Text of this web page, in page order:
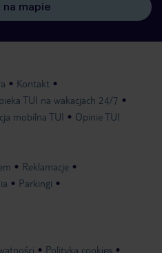
na mapie
Kontakt
TUI na wakacjach 24/7
mobilna TUI Opinie TUI
Reklamacje
Parkingi
Polityka cookies